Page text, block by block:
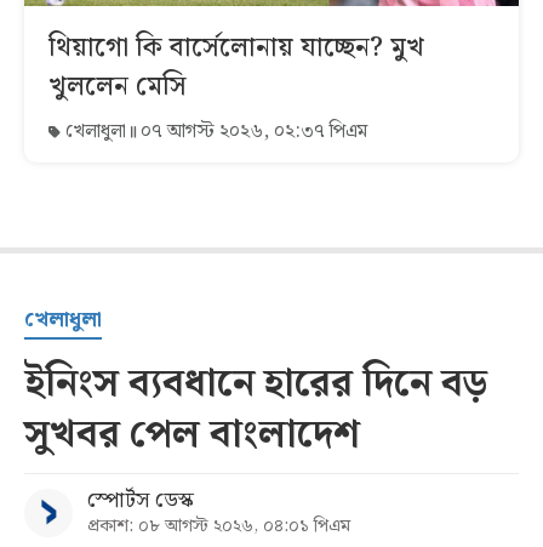
থিয়াগো কি বার্সেলোনায় যাচ্ছেন? মুখ
খুললেন মেসি
খেলাধুলা ০৭ আগস্ট ২০২৬, ০২:৩৭ পিএম
খেলাধুলা
ইনিংস ব্যবধানে হারের দিনে বড়
সুখবর পেল বাংলাদেশ
স্পোর্টস ডেস্ক
প্রকাশ: ০৮ আগস্ট ২০২৬, ০৪:০১ পিএম